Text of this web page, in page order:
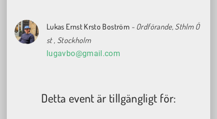
Lukas Ernst Krsto Boström - Ordförande, Sthlm Ö
st , Stockholm
lugavbo@gmail.com
Detta event är tillgängligt för: